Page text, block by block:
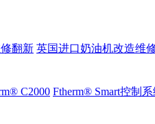
翻新 英国进口奶油机改造维
C2000 Ftherm® Smart控制